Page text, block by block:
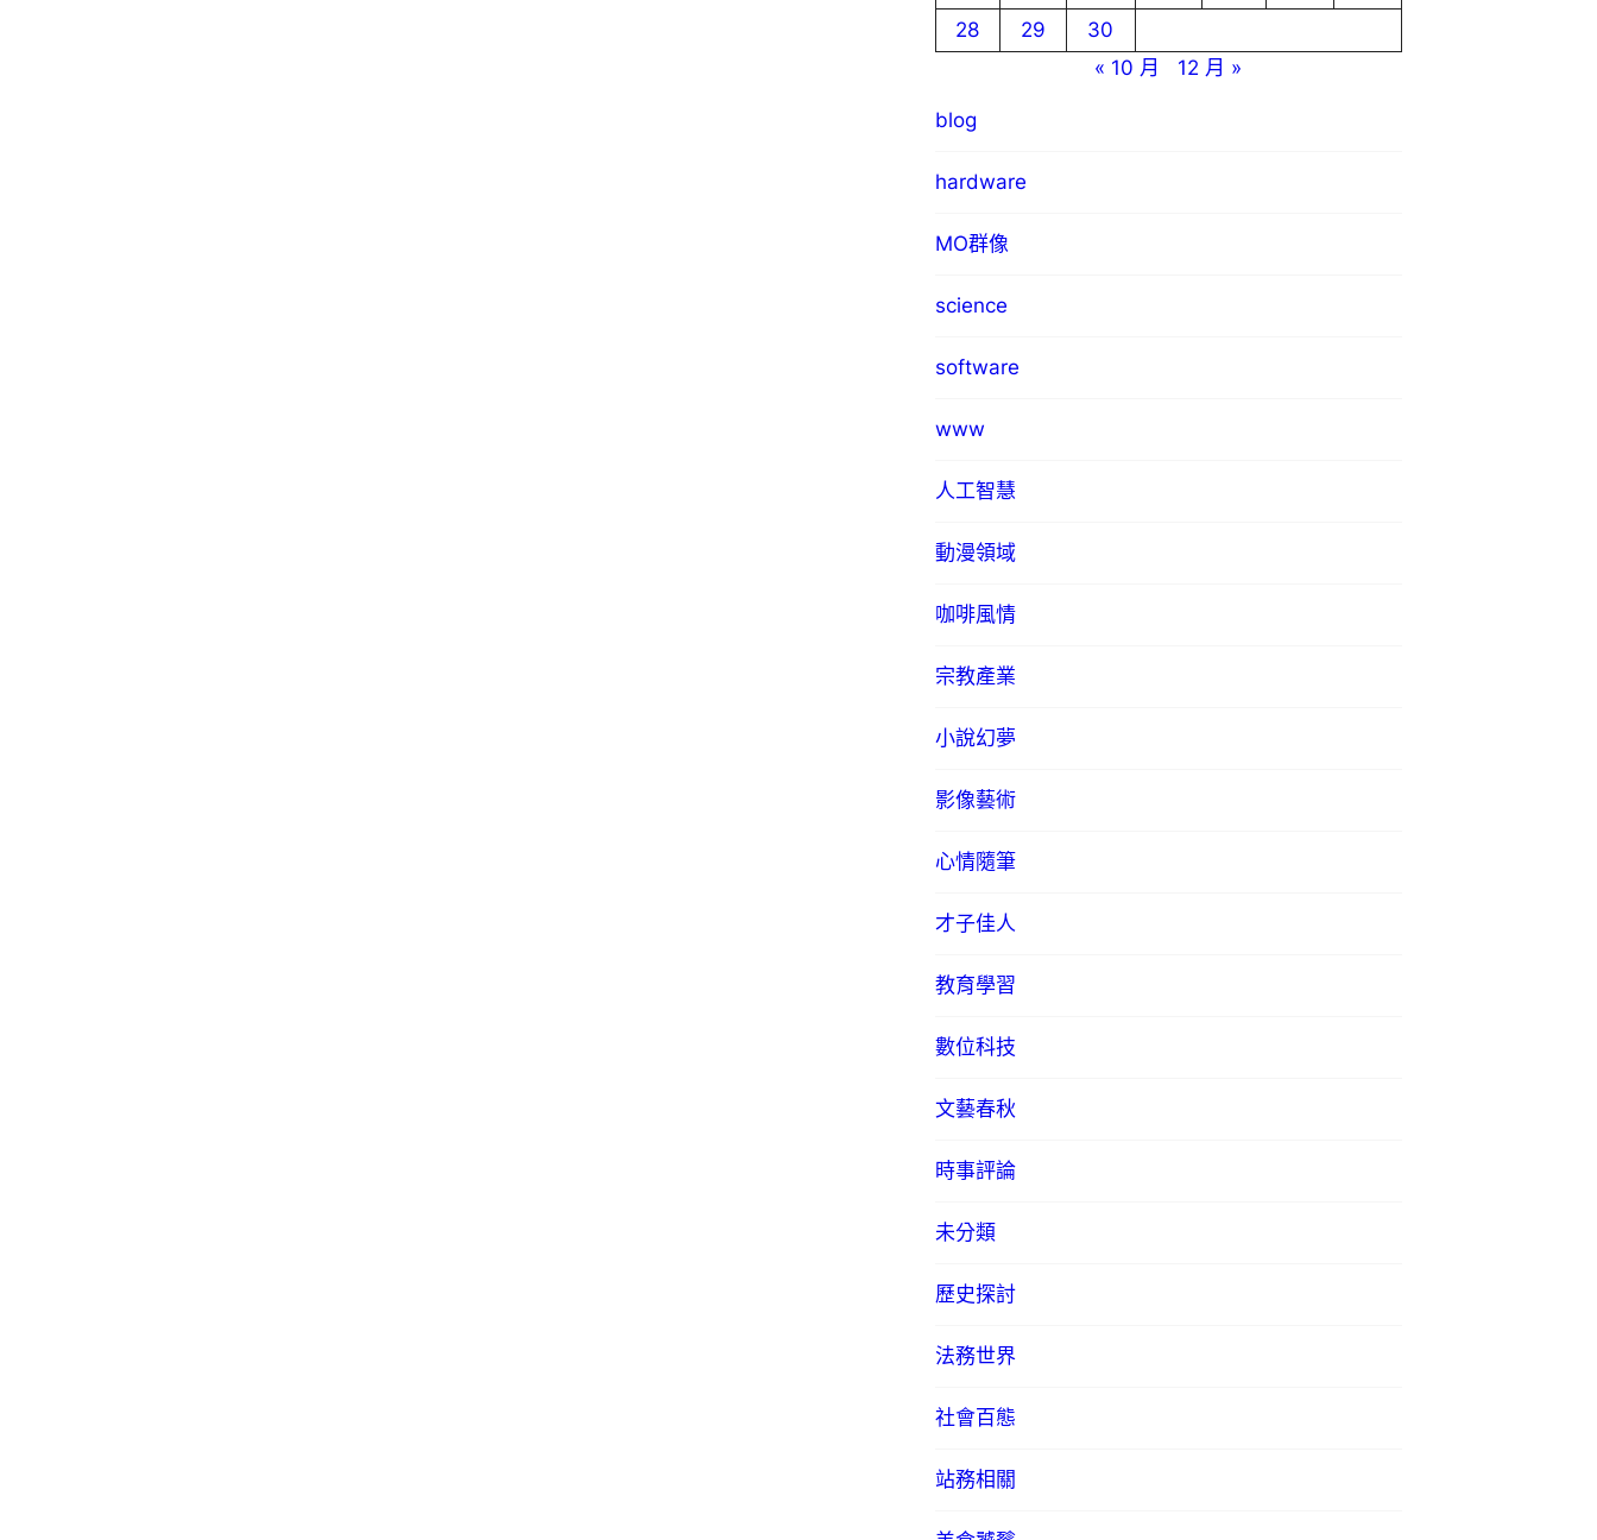
28
29
30
« 10 月
12 月 »
blog
hardware
MO群像
science
software
www
人工智慧
動漫領域
咖啡風情
宗教產業
小說幻夢
影像藝術
心情隨筆
才子佳人
教育學習
數位科技
文藝春秋
時事評論
未分類
歷史探討
法務世界
社會百態
站務相關